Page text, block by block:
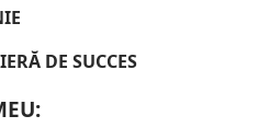
DE SUCCES